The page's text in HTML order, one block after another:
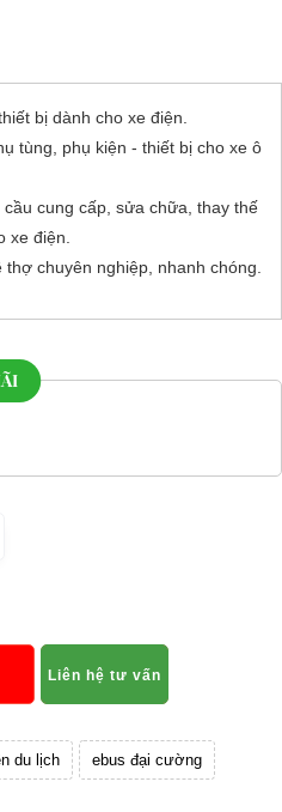
bị dành cho xe điện.
tùng, phụ kiện - thiết bị cho xe ô
cầu cung cấp, sửa chữa, thay thế
xe điện.
chuyên nghiệp, nhanh chóng.
Liên hệ tư vấn
du lịch ebus đại cường